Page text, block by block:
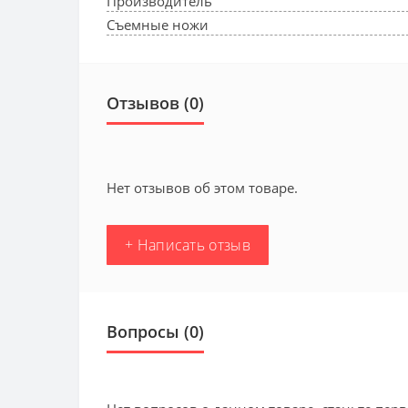
Съемные ножи
Отзывов (0)
Нет отзывов об этом товаре.
+ Написать отзыв
Вопросы (0)